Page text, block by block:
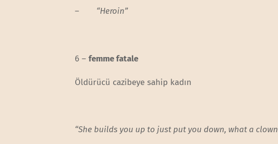
– “Heroin”
6 –femme fatale
Öldürücü cazibeye sahip kadın
“She builds you up to just put you down, what a clown